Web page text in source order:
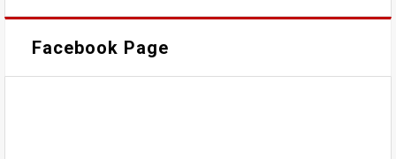
Facebook Page